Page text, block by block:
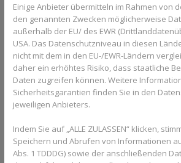
Wie kann ich eine medizinische
einholen – und wann ist das
15. Juli 2026
Einige Anbieter übermitteln im Rahmen von
den genannten Zwecken möglicherweise
außerhalb der EU/ des EWR
USA. Das Datenschutzniveau in diesen
nicht mit dem in den EU-/EWR-Ländern
daher ein erhöhtes Risiko, dass staatliche
Daten zugreifen können. Weitere
Sicherheitsgarantien finden Sie in den
jeweiligen Anbieters.
Indem Sie auf „ALLE ZULASSEN“ klicken,
Speichern und Abrufen von Informationen
Abs. 1 TDDDG) sowie der anschließenden